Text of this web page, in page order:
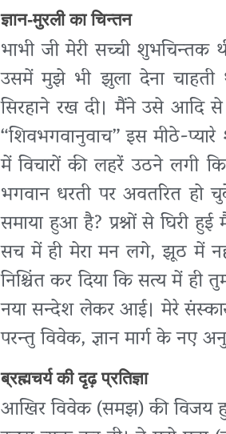
ज्ञान-मुरली का चिन्तन
भाभी जी मेरी सच्ची
उसमें मुझे भी झुला देना चाहती
सिरहाने रख दी। मैंने उसे आदि
“शिवभगवानुवाच” इस मीठे-
में विचारों की लहरें उठने लगी
भगवान धरती पर अवतरित हो
समाया हुआ है? प्रश्नों से घिरी
सच में ही मेरा मन लगे, झूठ में
निश्चिंत कर दिया कि सत्य में
नया सन्देश लेकर आई। मेरे
परन्तु विवेक, ज्ञान मार्ग के नए
ब्रह्मचर्य की दृढ़ प्रतिज्ञा
आखिर विवेक (समझ) की विजय